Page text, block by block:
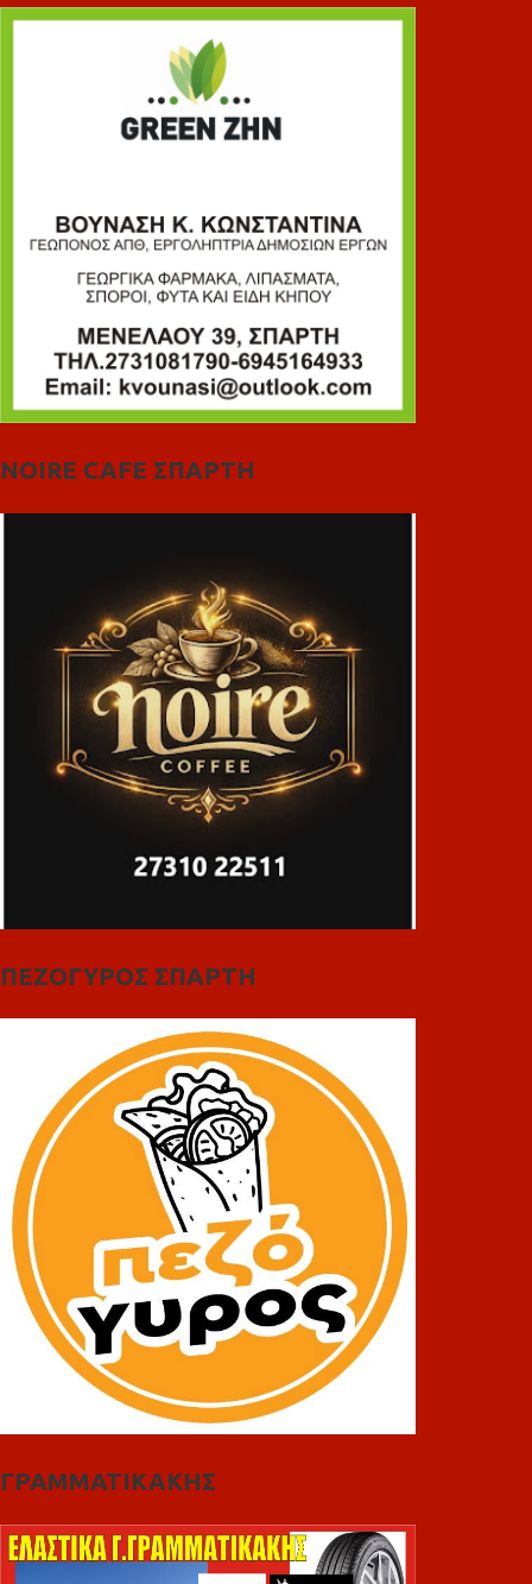
NOIRE CAFE ΣΠΑΡΤΗ
ΠΕΖΟΓΥΡΟΣ ΣΠΑΡΤΗ
ΓΡΑΜΜΑΤΙΚΑΚΗΣ